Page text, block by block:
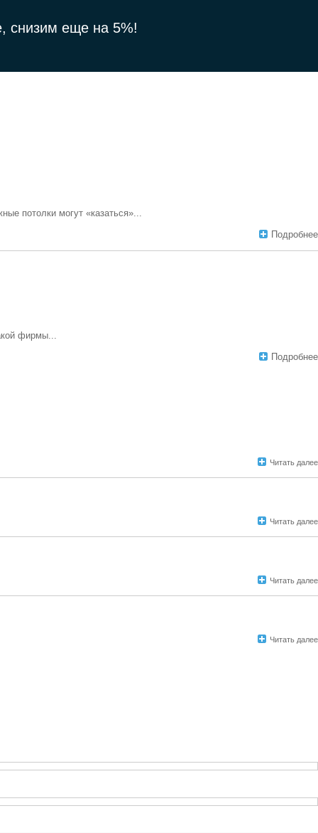
снизим еще на 5%!
потолки могут «казаться»...
Подробнее
фирмы...
Подробнее
Читать далее
Читать далее
Читать далее
Читать далее